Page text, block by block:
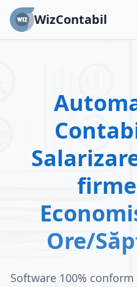
WizContabil
Ore/
Software 100%